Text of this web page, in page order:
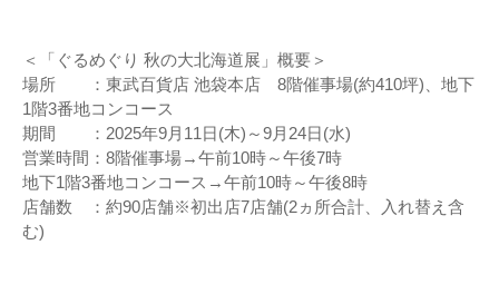
＜「ぐるめぐり 秋の大北海道展」概要＞
場所 ：東武百貨店 池袋本店 8階催事場(約410坪)、地下
1階3番地コンコース
期間 ：2025年9月11日(木)～9月24日(水)
営業時間：8階催事場→午前10時～午後7時
地下1階3番地コンコース→午前10時～午後8時
店舗数 ：約90店舗※初出店7店舗(2ヵ所合計、入れ替え含
む)